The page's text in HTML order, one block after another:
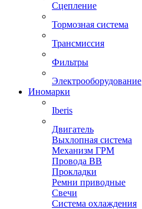
Сцепление
Тормозная система
Трансмиссия
Фильтры
Электрооборудование
Иномарки
Iberis
Двигатель
Выхлопная система
Механизм ГРМ
Провода ВВ
Прокладки
Ремни приводные
Свечи
Система охлаждения